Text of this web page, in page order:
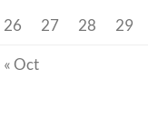
26
27 28 29
« Oct